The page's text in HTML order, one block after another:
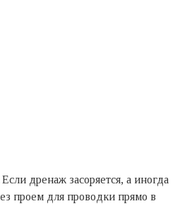
дренаж засоряется, а иногда
проем для проводки прямо в